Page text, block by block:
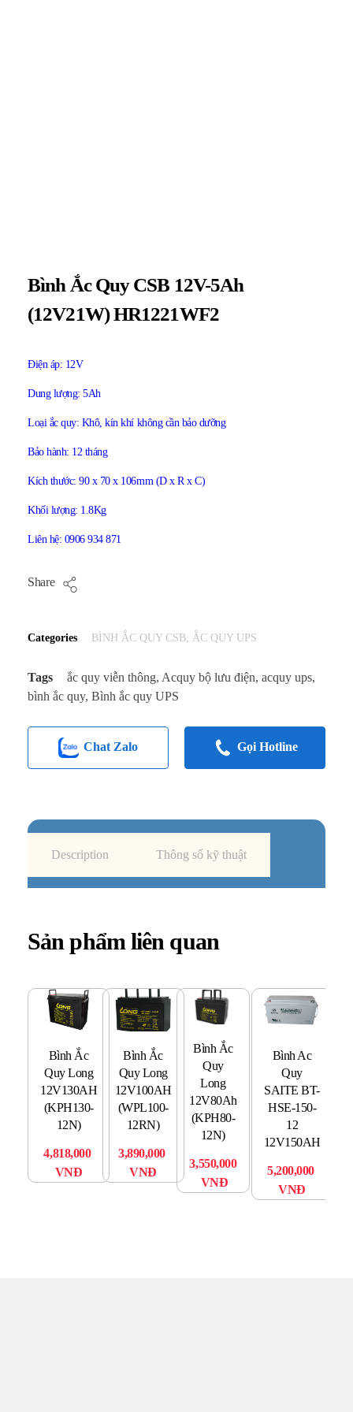
Bình Ắc Quy CSB 12V-5Ah
(12V21W) HR1221WF2
Điện áp: 12V
Dung lượng: 5Ah
Loại ắc quy: Khô, kín khí không cần bảo dưỡng
Bảo hành: 12 tháng
Kích thước: 90 x 70 x 106mm (D x R x C)
Khối lượng: 1.8Kg
Liên hệ: 0906 934 871
Share
Categories BÌNH ẮC QUY CSB, ẮC QUY UPS
Tags ắc quy viễn thông, Acquy bộ lưu điện, acquy ups,
bình ắc quy, Bình ắc quy UPS
Chat Zalo Gọi Hotline
Description Thông số kỹ thuật
Sản phẩm liên quan
Bình Ắc
Quy Long
12V130AH
(KPH130-
12N)
4,818,000
VNĐ
Bình Ắc
Quy Long
12V100AH
(WPL100-
12RN)
3,890,000
VNĐ
Bình Ắc
Quy
Long
12V80Ah
(KPH80-
12N)
3,550,000
VNĐ
Bình Ac
Quy
SAITE BT-
HSE-150-
12
12V150AH
5,200,000
VNĐ